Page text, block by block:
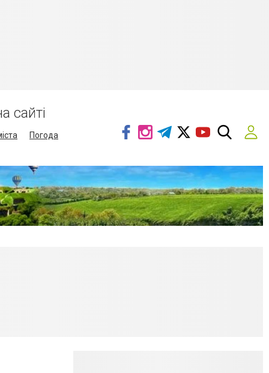
сайті
Погода